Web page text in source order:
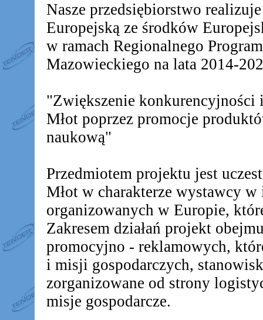
Nasze przedsiębiorstwo
Europejską ze środków
w ramach Regionalnego
Mazowieckiego na lata 2014-
"Zwiększenie
Młot poprzez promocje
naukową"
Przedmiotem projektu jest
Młot w charakterze wystawcy
organizowanych w Europie,
Zakresem działań projekt
promocyjno - reklamowych,
i misji gospodarczych,
zorganizowane od strony
misje gospodarcze.